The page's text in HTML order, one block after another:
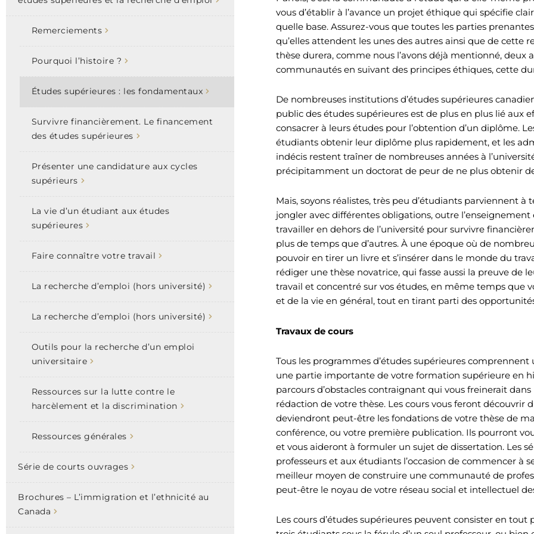
Remerciements
Pourquoi l’histoire ?
Études supérieures : les fondamentaux
Survivre financièrement. Le financement
des études supérieures
Présenter une candidature aux cycles
supérieurs
La vie d’un étudiant aux études
supérieures
Faire connaître votre travail
La recherche d’emploi (hors université)
La recherche d’emploi (hors université)
Outils pour la recherche d’un emploi
universitaire
Ressources sur la lutte contre le
harcèlement et la discrimination
Ressources générales
Série de courts ouvrages
Brochures – L’immigration et l’ethnicité au
Canada
vous d’établir à l’avance un projet éthique qui spécifie
quelle base. Assurez-vous que toutes les parties
qu’elles attendent les unes des autres ainsi que de cette
thèse durera, comme nous l’avons déjà mentionné, deux
communautés en suivant des principes éthiques, cette
De nombreuses institutions d’études supérieures
public des études supérieures est de plus en plus lié aux
consacrer à leurs études pour l’obtention d’un diplôme.
étudiants obtenir leur diplôme plus rapidement, et les
indécis restent traîner de nombreuses années à
précipitamment un doctorat de peur de ne plus obtenir
Mais, soyons réalistes, très peu d’étudiants parviennent
jongler avec différentes obligations, outre
travailler en dehors de l’université pour survivre
plus de temps que d’autres. À une époque où de
pouvoir en tirer un livre et s’insérer dans le monde du
rédiger une thèse novatrice, qui fasse aussi la preuve de
travail et concentré sur vos études, en même temps que
et de la vie en général, tout en tirant parti des
Travaux de cours
Tous les programmes d’études supérieures
une partie importante de votre formation supérieure en
parcours d’obstacles contraignant qui vous freinerait
rédaction de votre thèse. Les cours vous feront découvrir
deviendront peut-être les fondations de votre thèse de
conférence, ou votre première publication. Ils pourront
et vous aideront à formuler un sujet de dissertation. Les
professeurs et aux étudiants l’occasion de commencer
meilleur moyen de construire une communauté de
peut-être le noyau de votre réseau social et intellectuel
Les cours d’études supérieures peuvent consister en